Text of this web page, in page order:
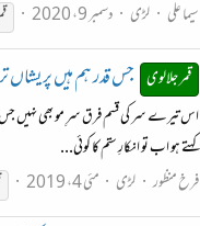
سیما علی لڑی دسمبر 9، 2020
قمر جلالوی جس قدر ہم ہیں پریشاں
اس تیرے سر کی قسم فرق سرِ مو بھی نہیں جس
کہتے ہو اب تو انکارِ ستم کا کوئی...
فرخ منظور لڑی مئی 4، 2019